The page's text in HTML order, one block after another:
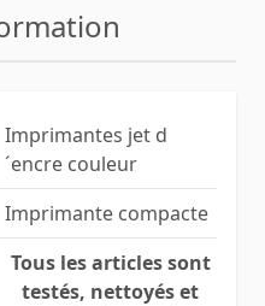
Imprimantes jet d
´encre couleur
Imprimante compacte
Tous les articles sont
testés, nettoyés et